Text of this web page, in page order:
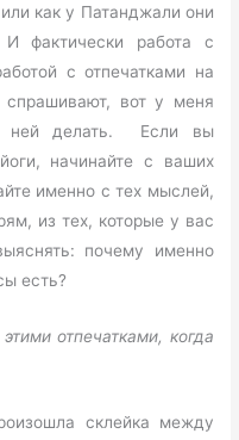
как у Патанджали они
И фактически работа с
с отпечатками на
вот у меня
ней делать. Если вы
начинайте с ваших
именно с тех мыслей,
из тех, которые у вас
почему именно
есть?
отпечатками, когда
склейка между